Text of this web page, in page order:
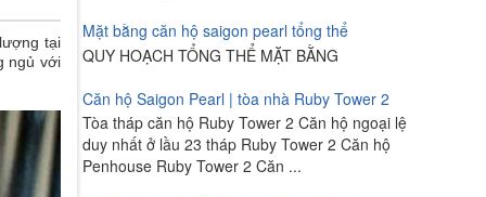
tại
ngủ với
Mặt bằng căn hộ saigon pearl tổng thể
QUY HOẠCH TỔNG THỂ MẶT BẰNG
Căn hộ Saigon Pearl | tòa nhà Ruby Tower 2
Tòa tháp căn hộ Ruby Tower 2 Căn hộ ngoại lệ
duy nhất ở lầu 23 tháp Ruby Tower 2 Căn hộ
Penhouse Ruby Tower 2 Căn ...